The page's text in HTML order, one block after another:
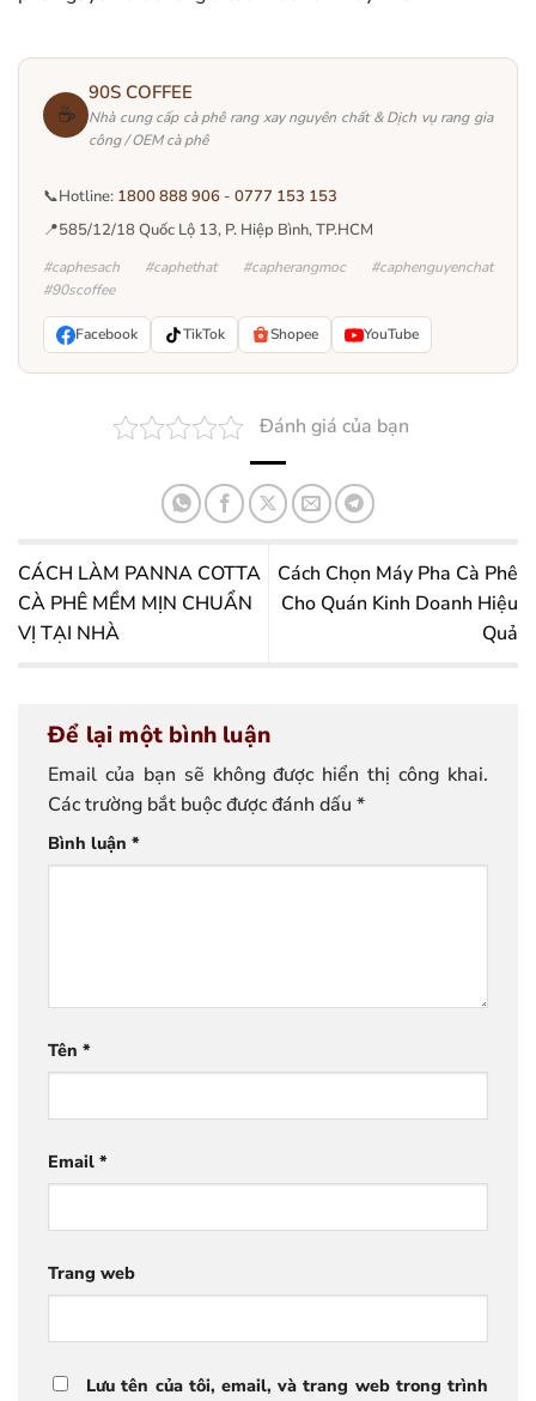
☕
90S COFFEE
Nhà cung cấp cà phê rang xay nguyên chất & Dịch vụ rang gia
công / OEM cà phê
📞Hotline: 1800 888 906 - 0777 153 153
📍585/12/18 Quốc Lộ 13, P. Hiệp Bình, TP.HCM
#caphesach #caphethat #capherangmoc #caphenguyenchat
#90scoffee
Facebook TikTok Shopee YouTube
Đánh giá của bạn
CÁCH LÀM PANNA COTTA
CÀ PHÊ MỀM MỊN CHUẨN
VỊ TẠI NHÀ
Cách Chọn Máy Pha Cà Phê
Cho Quán Kinh Doanh Hiệu
Quả
Để lại một bình luận
Email của bạn sẽ không được hiển thị công khai.
Các trường bắt buộc được đánh dấu *
Bình luận *
Tên *
Email *
Trang web
Lưu tên của tôi, email, và trang web trong trình